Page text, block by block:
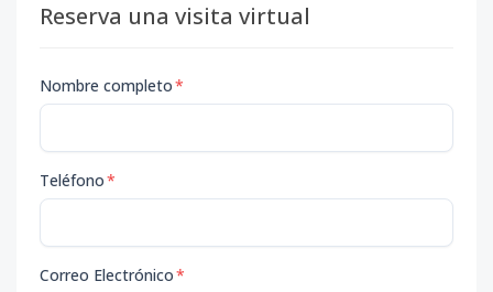
Reserva una visita virtual
Nombre completo*
Teléfono*
Correo Electrónico*